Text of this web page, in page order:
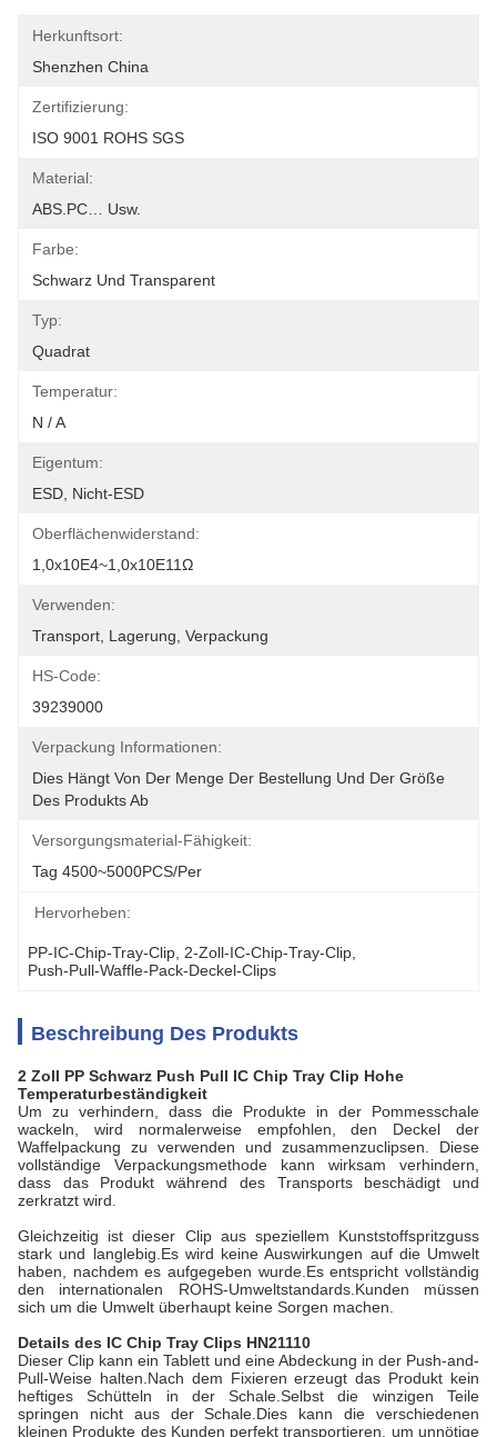
Herkunftsort:
Shenzhen China
Zertifizierung:
ISO 9001 ROHS SGS
Material:
ABS.PC… Usw.
Farbe:
Schwarz Und Transparent
Typ:
Quadrat
Temperatur:
N / A
Eigentum:
ESD, Nicht-ESD
Oberflächenwiderstand:
1,0x10E4~1,0x10E11Ω
Verwenden:
Transport, Lagerung, Verpackung
HS-Code:
39239000
Verpackung Informationen:
Dies Hängt Von Der Menge Der Bestellung Und Der Größe
Des Produkts Ab
Versorgungsmaterial-Fähigkeit:
Tag 4500~5000PCS/per
Hervorheben:
PP-IC-Chip-Tray-Clip 2-Zoll-IC-Chip-Tray-Clip
Push-Pull-Waffle-Pack-Deckel-Clips
Beschreibung Des Produkts
2 Zoll PP Schwarz Push Pull IC Chip Tray Clip Hohe
Temperaturbeständigkeit
Um zu verhindern, dass die Produkte in der Pommesschale
wackeln, wird normalerweise empfohlen, den Deckel der
Waffelpackung zu verwenden und zusammenzuclipsen. Diese
vollständige Verpackungsmethode kann wirksam verhindern,
dass das Produkt während des Transports beschädigt und
zerkratzt wird.
Gleichzeitig ist dieser Clip aus speziellem Kunststoffspritzguss
stark und langlebig.Es wird keine Auswirkungen auf die Umwelt
haben, nachdem es aufgegeben wurde.Es entspricht vollständig
den internationalen ROHS-Umweltstandards.Kunden müssen
sich um die Umwelt überhaupt keine Sorgen machen.
Details des IC Chip Tray Clips HN21110
Dieser Clip kann ein Tablett und eine Abdeckung in der Push-and-
Pull-Weise halten.Nach dem Fixieren erzeugt das Produkt kein
heftiges Schütteln in der Schale.Selbst die winzigen Teile
springen nicht aus der Schale.Dies kann die verschiedenen
kleinen Produkte des Kunden perfekt transportieren, um unnötige